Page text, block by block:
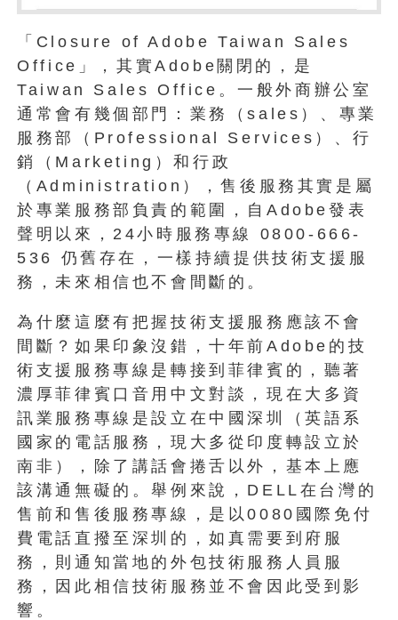
「Closure of Adobe Taiwan Sales
Office」，其實Adobe關閉的，是
Taiwan Sales Office。一般外商辦公室
通常會有幾個部門：業務（sales）、專業
服務部（Professional Services）、行
銷（Marketing）和行政
（Administration），售後服務其實是屬
於專業服務部負責的範圍，自Adobe發表
聲明以來，24小時服務專線 0800-666-
536 仍舊存在，一樣持續提供技術支援服
務，未來相信也不會間斷的。
為什麼這麼有把握技術支援服務應該不會
間斷？如果印象沒錯，十年前Adobe的技
術支援服務專線是轉接到菲律賓的，聽著
濃厚菲律賓口音用中文對談，現在大多資
訊業服務專線是設立在中國深圳（英語系
國家的電話服務，現大多從印度轉設立於
南非），除了講話會捲舌以外，基本上應
該溝通無礙的。舉例來說，DELL在台灣的
售前和售後服務專線，是以0080國際免付
費電話直撥至深圳的，如真需要到府服
務，則通知當地的外包技術服務人員服
務，因此相信技術服務並不會因此受到影
響。